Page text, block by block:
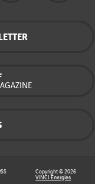
Copyright © 2026
VINCI Energies